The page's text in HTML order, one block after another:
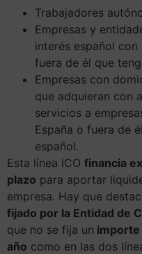
Trabajadores
Empresas y
interés español
fuera de él que
Empresas con
que adquieran con
servicios a
España o fuera de
español.
Esta línea ICO financia
plazo para aportar
empresa. Hay que
fijado por la Entidad de
que no se fija un importe
año como en las dos